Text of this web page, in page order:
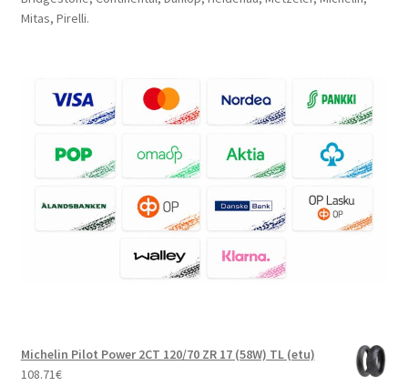
Mitas, Pirelli.
Michelin Pilot Power 2CT 120/70 ZR 17 (58W) TL (etu)
108.71€